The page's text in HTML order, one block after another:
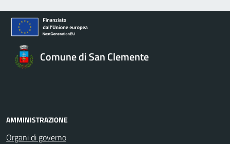
Comune di San Clemente
AMMINISTRAZIONE
Organi di governo